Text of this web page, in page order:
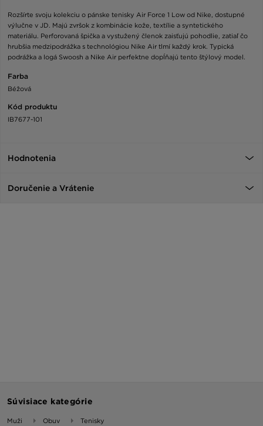
Rozšírte svoju kolekciu o pánske tenisky Air Force 1 Low od Nike, dostupné
výlučne v JD. Majú zvršok z kombinácie kože, textílie a syntetického
materiálu. Perforovaná špička a vystužený členok zaisťujú pohodlie, zatiaľ čo
hrubšia medzipodrážka s technológiou Nike Air tlmí každý krok. Typická
podrážka a logá Swoosh a Nike Air perfektne dopĺňajú tento štýlový model.
Farba
Béžová
Kód produktu
IB7677-101
Hodnotenia
Doručenie a Vrátenie
Súvisiace kategórie
Muži Obuv Tenisky